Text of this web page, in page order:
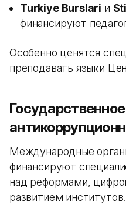
Turkiye Burslari и
финансируют
Особенно ценятся
преподавать языки
Международные
финансируют
над реформами,
развитием институтов.